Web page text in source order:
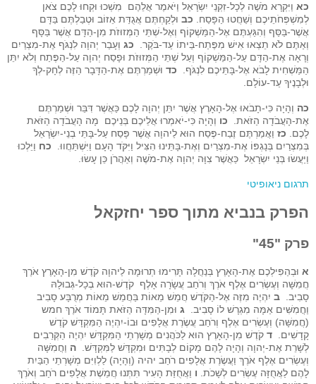
כא וַיִּקְרָא מֹשֶׁה לְכָל-זִקְנֵי יִשְׂרָאֵל וַיֹּאמֶר אֲלֵהֶם מִשְׁכוּ וּקְחוּ לָכֶם צֹאן
לְמִשְׁפְּחֹתֵיכֶם וְשַׁחֲטוּ הַפָּסַח. כב וּלְקַחְתֶּם אֲגֻדַּת אֵזוֹב וּטְבַלְתֶּם בַּדָּם
אֲשֶׁר-בַּסַּף וְהִגַּעְתֶּם אֶל-הַמַּשְׁקוֹף וְאֶל-שְׁתֵּי הַמְּזוּזֹת מִן-הַדָּם אֲשֶׁר בַּסָּף
וְאַתֶּם לֹא תֵצְאוּ אִישׁ מִפֶּתַח-בֵּיתוֹ עַד-בֹּקֶר. כג וְעָבַר יְהוָה לִנְגֹּף אֶת-מִצְרַיִם
וְרָאָה אֶת-הַדָּם עַל-הַמַּשְׁקוֹף וְעַל שְׁתֵּי הַמְּזוּזֹת וּפָסַח יְהוָה עַל-הַפֶּתַח וְלֹא יִתֵּן
הַמַּשְׁחִית לָבֹא אֶל-בָּתֵּיכֶם לִנְגֹּף. כד וּשְׁמַרְתֶּם אֶת-הַדָּבָר הַזֶּה לְחָק-לְךָ
וּלְבָנֶיךָ עַד-עוֹלָם.
כה וְהָיָה כִּי-תָבֹאוּ אֶל-הָאָרֶץ אֲשֶׁר יִתֵּן יְהוָה לָכֶם כַּאֲשֶׁר דִּבֵּר וּשְׁמַרְתֶּם
אֶת-הָעֲבֹדָה הַזֹּאת. כו וְהָיָה כִּי-יֹאמְרוּ אֲלֵיכֶם בְּנֵיכֶם מָה הָעֲבֹדָה הַזֹּאת
לָכֶם. כז וַאֲמַרְתֶּם זֶבַח-פֶּסַח הוּא לַיהוָה אֲשֶׁר פָּסַח עַל-בָּתֵּי בְנֵי-יִשְׂרָאֵל
בְּמִצְרַיִם בְּנָגְפּוֹ אֶת-מִצְרַיִם וְאֶת-בָּתֵּינוּ הִצִּיל וַיִּקֹּד הָעָם וַיִּשְׁתַּחֲווּ. כח וַיֵּלְכוּ
וַיַּעֲשׂוּ בְּנֵי יִשְׂרָאֵל כַּאֲשֶׁר צִוָּה יְהוָה אֶת-מֹשֶׁה וְאַהֲרֹן כֵּן עָשׂוּ.
תרגום ניאופיטי
הפרק בנביא מתוך ספר יחזקאל
פרק "45"
א וּבְהַפִּילְכֶם אֶת-הָאָרֶץ בְּנַחֲלָה תָּרִימוּ תְרוּמָה לַיהוָה קֹדֶשׁ מִן-הָאָרֶץ אֹרֶךְ
חֲמִשָּׁה וְעֶשְׂרִים אֶלֶף אֹרֶךְ וְרֹחַב עֲשָׂרָה אָלֶף קֹדֶשׁ-הוּא בְכָל-גְּבוּלָהּ
סָבִיב. ב יִהְיֶה מִזֶּה אֶל-הַקֹּדֶשׁ חֲמֵשׁ מֵאוֹת בַּחֲמֵשׁ מֵאוֹת מְרֻבָּע סָבִיב
וַחֲמִשִּׁים אַמָּה מִגְרָשׁ לוֹ סָבִיב. ג וּמִן-הַמִּדָּה הַזֹּאת תָּמוֹד אֹרֶךְ חמש
(חֲמִשָּׁה) וְעֶשְׂרִים אֶלֶף וְרֹחַב עֲשֶׂרֶת אֲלָפִים וּבוֹ-יִהְיֶה הַמִּקְדָּשׁ קֹדֶשׁ
קָדָשִׁים. ד קֹדֶשׁ מִן-הָאָרֶץ הוּא לַכֹּהֲנִים מְשָׁרְתֵי הַמִּקְדָּשׁ יִהְיֶה הַקְּרֵבִים
לְשָׁרֵת אֶת-יְהוָה וְהָיָה לָהֶם מָקוֹם לְבָתִּים וּמִקְדָּשׁ לַמִּקְדָּשׁ. ה וַחֲמִשָּׁה
וְעֶשְׂרִים אֶלֶף אֹרֶךְ וַעֲשֶׂרֶת אֲלָפִים רֹחַב יהיה (וְהָיָה) לַלְוִיִּם מְשָׁרְתֵי הַבַּיִת
לָהֶם לַאֲחֻזָּה עֶשְׂרִים לְשָׁכֹת. ו וַאֲחֻזַּת הָעִיר תִּתְּנוּ חֲמֵשֶׁת אֲלָפִים רֹחַב וְאֹרֶךְ